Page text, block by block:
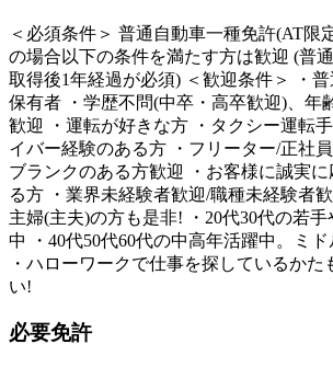
＜必須条件＞ 普通自動車一種免許(AT
の場合以下の条件を満たす方は歓迎 (普
取得後1年経過が必須) ＜歓迎条件＞ ・
保有者 ・学歴不問(中卒・高卒歓迎)、年
歓迎 ・運転が好きな方 ・タクシー運転
イバー経験のある方 ・フリーター/正社
ブランクのある方歓迎 ・お客様に誠実
る方 ・業界未経験者歓迎/職種未経験者
主婦(主夫)の方も是非! ・20代30代の若
中 ・40代50代60代の中高年活躍中。ミ
・ハローワークで仕事を探しているかた
い!
必要免許